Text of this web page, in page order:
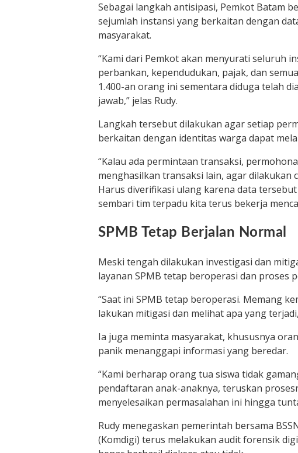
Sebagai langkah antisipasi, Pemkot Batam
sejumlah instansi yang berkaitan dengan
masyarakat.
“Kami dari Pemkot akan menyurati seluruh
perbankan, kependudukan, pajak, dan
1.400-an orang ini sementara diduga telah
jawab,” jelas Rudy.
Langkah tersebut dilakukan agar setiap
berkaitan dengan identitas warga dapat
“Kalau ada permintaan transaksi,
menghasilkan transaksi lain, agar dilakukan
Harus diverifikasi ulang karena data
sembari tim terpadu kita terus bekerja
SPMB Tetap Berjalan Normal
Meski tengah dilakukan investigasi dan
layanan SPMB tetap beroperasi dan proses
“Saat ini SPMB tetap beroperasi. Memang
lakukan mitigasi dan melihat apa yang
Ia juga meminta masyarakat, khususnya
panik menanggapi informasi yang beredar.
“Kami berharap orang tua siswa tidak
pendaftaran anak-anaknya, teruskan
menyelesaikan permasalahan ini hingga
Rudy menegaskan pemerintah bersama
(Komdigi) terus melakukan audit forensik